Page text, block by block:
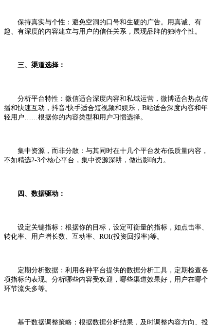
保持真实与个性：避免空洞的口号和生硬的广告。用真诚、有
趣、有深度的内容建立与用户的信任关系，展现品牌的独特个性。
三、渠道选择：
分析平台特性：微信适合深度内容和私域运营，微博适合热点传
播和快速互动，抖音/快手适合短视频和娱乐，B站适合深度内容和年
轻用户……根据你的内容类型和用户习惯选择。
集中资源，而非分散：与其同时在十几个平台发布低质量内容，
不如精选2-3个核心平台，集中资源深耕，做出影响力。
四、数据驱动：
设定关键指标：根据你的目标，设定可衡量的指标，如点击率、
转化率、用户增长数、互动率、ROI(投资回报率)等。
定期分析数据：利用各种平台提供的数据分析工具，定期检查各
项指标的表现。分析哪些内容受欢迎，哪些渠道效果好，用户在哪个
环节流失多等。
基于数据调整策略：根据数据分析结果，及时调整内容方向、投